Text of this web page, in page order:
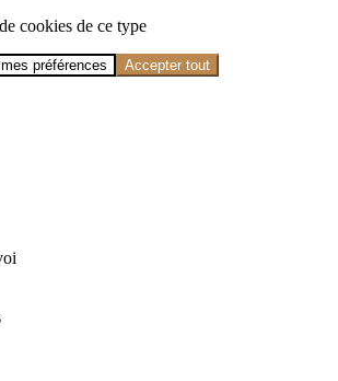
cookies de ce type
préférences Accepter tout